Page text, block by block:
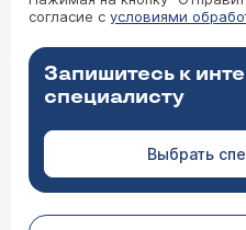
согласие с условиями
Запишитесь к
специалисту
Выбрать